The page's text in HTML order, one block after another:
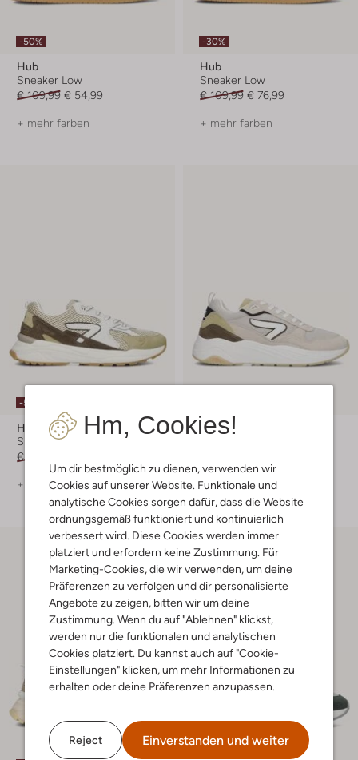
Hm, Cookies!
Um dir bestmöglich zu dienen, verwenden wir
Cookies auf unserer Website. Funktionale und
analytische Cookies sorgen dafür, dass die Website
ordnungsgemäß funktioniert und kontinuierlich
verbessert wird. Diese Cookies werden immer
platziert und erfordern keine Zustimmung. Für
Marketing-Cookies, die wir verwenden, um deine
Präferenzen zu verfolgen und dir personalisierte
Angebote zu zeigen, bitten wir um deine
Zustimmung. Wenn du auf "Ablehnen" klickst,
werden nur die funktionalen und analytischen
Cookies platziert. Du kannst auch auf "Cookie-
Einstellungen" klicken, um mehr Informationen zu
erhalten oder deine Präferenzen anzupassen.
Reject Einverstanden und weiter
-50%
Hub
Sneaker Low
€ 109,99 € 54,99
+ mehr farben
-30%
Hub
Sneaker Low
€ 109,99 € 76,99
+ mehr farben
-50%
Hub
Sneaker Low
€ 129,99
+ mehr farben
Hub
+ mehr farben